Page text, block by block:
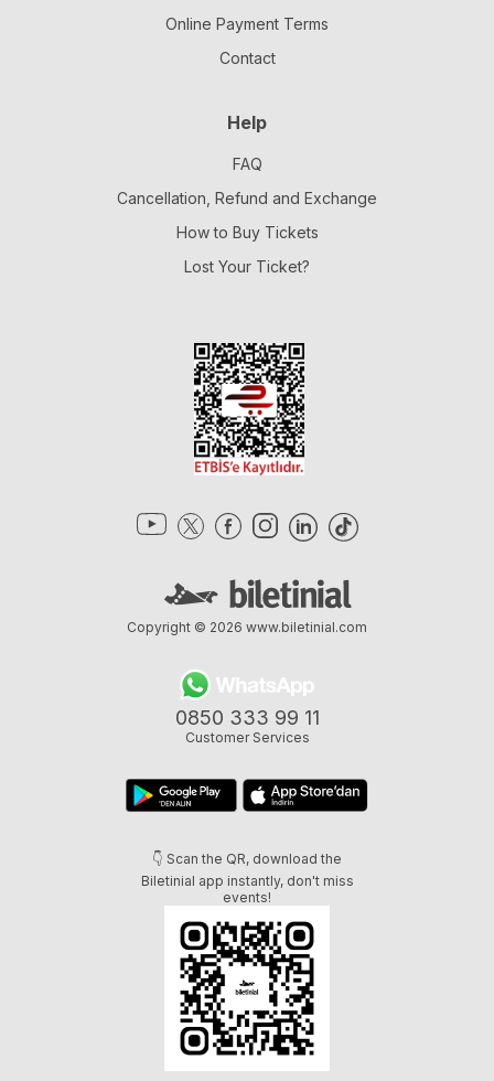
Online Payment Terms
Contact
Help
FAQ
Cancellation, Refund and Exchange
How to Buy Tickets
Lost Your Ticket?
0850 333 99 11
Customer Services
👇 Scan the QR, download the
Biletinial app instantly, don't miss
events!
Copyright © 2026 www.biletinial.com